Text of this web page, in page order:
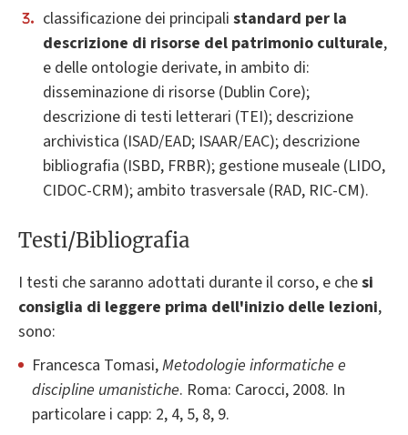
classificazione dei principali standard per la
descrizione di risorse del patrimonio culturale,
e delle ontologie derivate, in ambito di:
disseminazione di risorse (Dublin Core);
descrizione di testi letterari (TEI); descrizione
archivistica (ISAD/EAD; ISAAR/EAC); descrizione
bibliografia (ISBD, FRBR); gestione museale (LIDO,
CIDOC-CRM); ambito trasversale (RAD, RIC-CM).
Testi/Bibliografia
I testi che saranno adottati durante il corso, e chesi
consiglia di leggere prima dell'inizio delle lezioni,
sono:
Francesca Tomasi,Metodologie informatiche e
discipline umanistiche. Roma: Carocci, 2008. In
particolare i capp: 2, 4, 5, 8, 9.